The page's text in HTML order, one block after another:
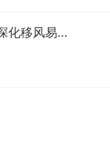
化移风易...